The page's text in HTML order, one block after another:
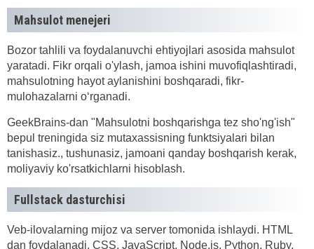
Mahsulot menejeri
Bozor tahlili va foydalanuvchi ehtiyojlari asosida mahsulot
yaratadi. Fikr orqali o'ylash, jamoa ishini muvofiqlashtiradi,
mahsulotning hayot aylanishini boshqaradi, fikr-
mulohazalarni o‘rganadi.
GeekBrains-dan "Mahsulotni boshqarishga tez sho'ng'ish"
bepul treningida siz mutaxassisning funktsiyalari bilan
tanishasiz., tushunasiz, jamoani qanday boshqarish kerak,
moliyaviy ko'rsatkichlarni hisoblash.
Fullstack dasturchisi
Veb-ilovalarning mijoz va server tomonida ishlaydi. HTML
dan foydalanadi, CSS, JavaScript, Node.js, Python, Ruby.